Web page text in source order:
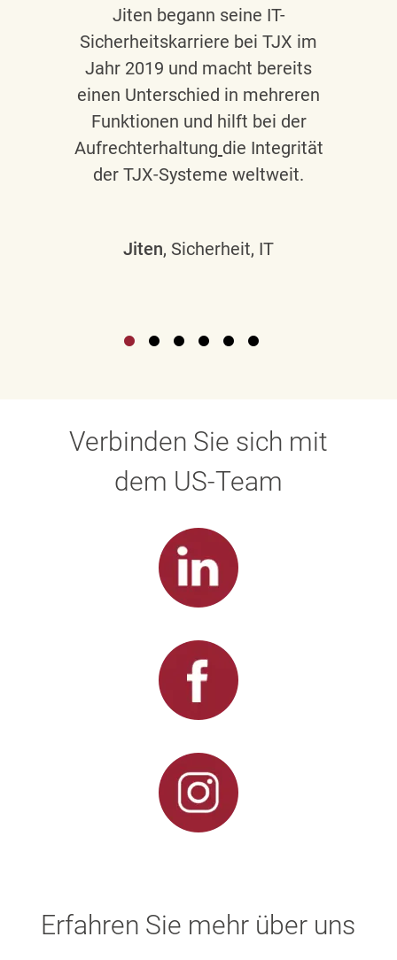
Jiten begann seine IT-
Sicherheitskarriere bei TJX im
Jahr 2019 und macht bereits
einen Unterschied in mehreren
Funktionen und hilft bei der
Aufrechterhaltung die Integrität
der TJX-Systeme weltweit.
Jiten, Sicherheit, IT
Verbinden Sie sich mit
dem US-Team
Erfahren Sie mehr über uns